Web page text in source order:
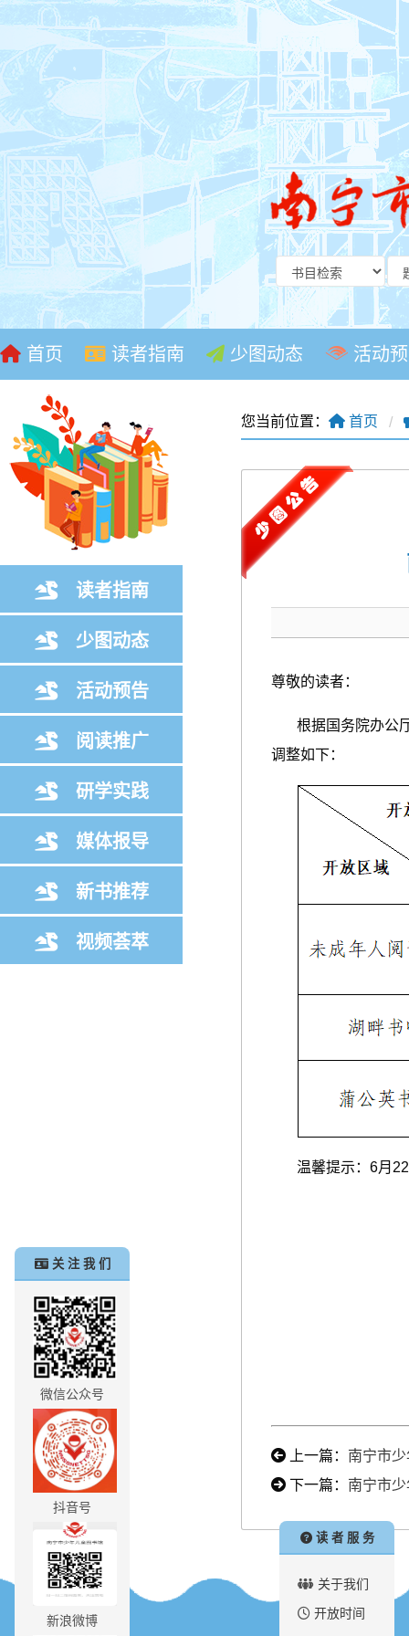
首页 读者指南 少图动态 活动
读者指南
少图动态
活动预告
阅读推广
研学实践
媒体报导
新书推荐
视频荟萃
您当前位置： 首页
尊敬的读者：
根据国务院办公厅
调整如下：
温馨提示：6月22
上一篇： 南宁市
下一篇： 南宁市
读 者 服 务
关于我们
开放时间
关 注 我 们
微信公众号
抖音号
新浪微博